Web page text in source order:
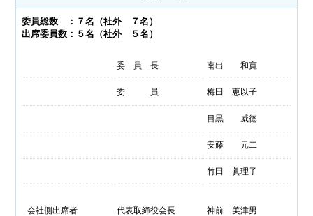
委員総数 ：７名（社外 ７名）
出席委員数：５名（社外 ５名）
委 員 長 南出 和寛
委 員 梅田 恵以子
目黒 威徳
安藤 元二
竹田 眞理子
会社側出席者 代表取締役会長 神前 美津男